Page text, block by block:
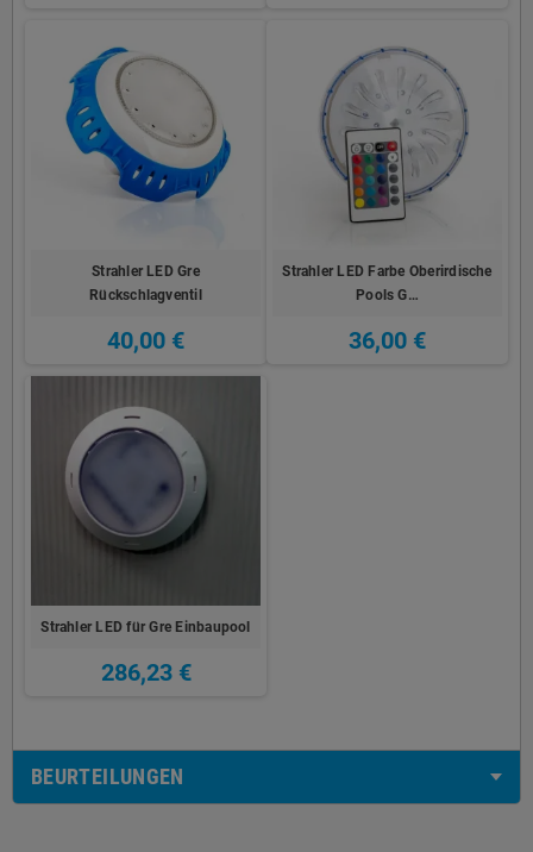
Strahler LED Gre
Rückschlagventil
40,00 €
Strahler LED Farbe Oberirdische
Pools G…
36,00 €
Strahler LED für Gre Einbaupool
286,23 €
BEURTEILUNGEN